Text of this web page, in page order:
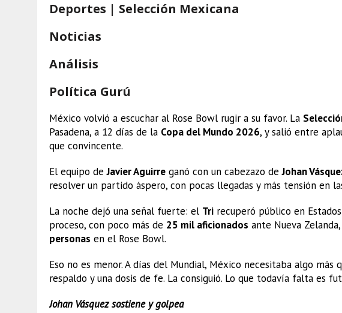
Deportes | Selección Mexicana
Noticias
Análisis
Política Gurú
México volvió a escuchar al Rose Bowl rugir a su favor. La
Pasadena, a 12 días de la Copa del Mundo 2026, y salió entre
que convincente.
El equipo deJavier Aguirre ganó con un cabezazo deJohan
resolver un partido áspero, con pocas llegadas y más tensión en
La noche dejó una señal fuerte: el Tri recuperó público en
proceso, con poco más de 25 mil aficionados ante Nueva
personas en el Rose Bowl.
Eso no es menor. A días del Mundial, México necesitaba algo más
respaldo y una dosis de fe. La consiguió. Lo que todavía falta es
Johan Vásquez sostiene y golpea